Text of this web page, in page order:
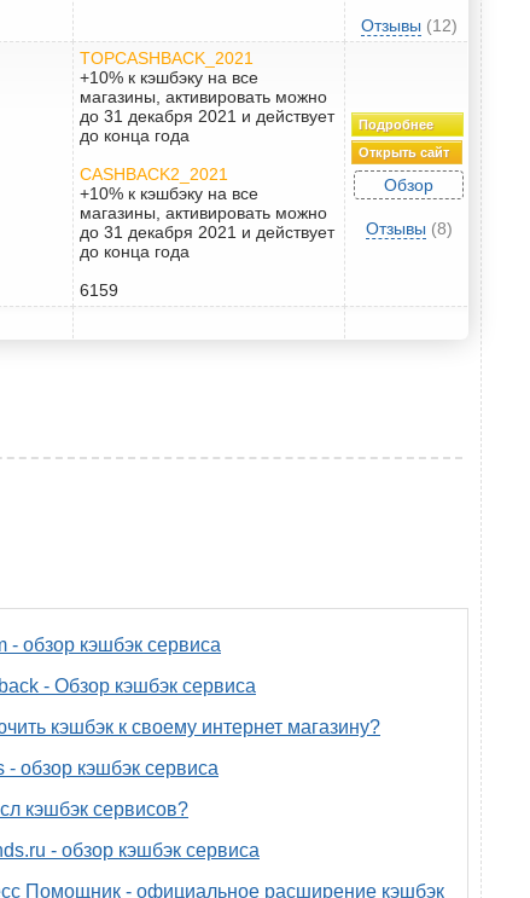
Отзывы (12)
TOPCASHBACK_2021
+10% к кэшбэку на все
магазины, активировать можно
до 31 декабря 2021 и действует
до конца года
CASHBACK2_2021
+10% к кэшбэку на все
магазины, активировать можно
до 31 декабря 2021 и действует
до конца года
6159
Подробнее
Открыть сайт
Обзор
Отзывы (8)
- обзор кэшбэк сервиса
- Обзор кэшбэк сервиса
кэшбэк к своему интернет магазину?
- обзор кэшбэк сервиса
кэшбэк сервисов?
- обзор кэшбэк сервиса
Помощник - официальное расширение кэшбэк